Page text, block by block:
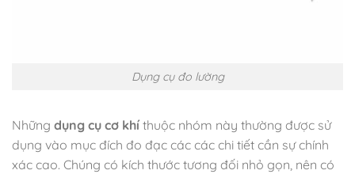
Dụng cụ đo lường
Những dụng cụ cơ khí thuộc nhóm này thường được sử
dụng vào mục đích đo đạc các các chi tiết cần sự chính
xác cao. Chúng có kích thước tương đối nhỏ gọn, nên có